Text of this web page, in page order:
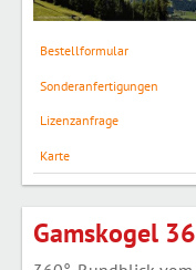
Bestellformular
Sonderanfertigungen
Lizenzanfrage
Karte
Gamskogel